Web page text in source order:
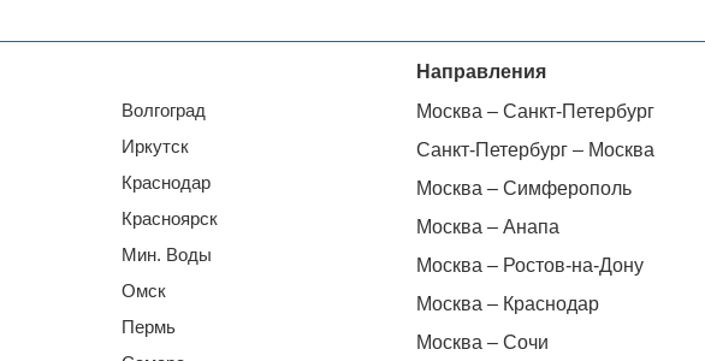
Волгоград
Иркутск
Краснодар
Красноярск
Мин. Воды
Омск
Пермь
Направления
Москва – Санкт-Петербург
Санкт-Петербург – Москва
Москва – Симферополь
Москва – Анапа
Москва – Ростов-на-Дону
Москва – Краснодар
Москва – Сочи